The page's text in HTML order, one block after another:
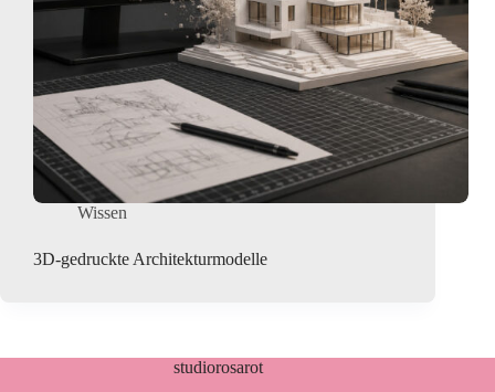
Wissen
3D-gedruckte Architekturmodelle
studiorosarot